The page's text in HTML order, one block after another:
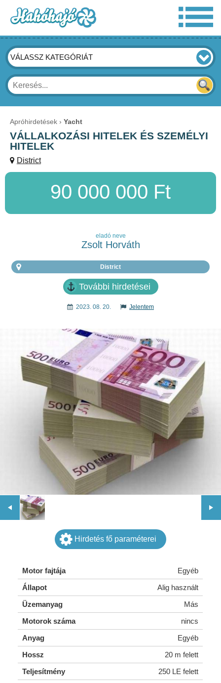
VÁLASSZ KATEGÓRIÁT
Apróhirdetések Yacht
VÁLLALKOZÁSI HITELEK ÉS SZEMÉLYI
HITELEK
District
90 000 000 Ft
eladó neve
Zsolt Horváth
District
További hirdetései
2023. 08. 20. Jelentem
Hirdetés fő paraméterei
Motor fajtája
Egyéb
Állapot
Alig használt
Üzemanyag
Más
Motorok száma
nincs
Anyag
Egyéb
Hossz
20 m felett
Teljesítmény
250 LE felett